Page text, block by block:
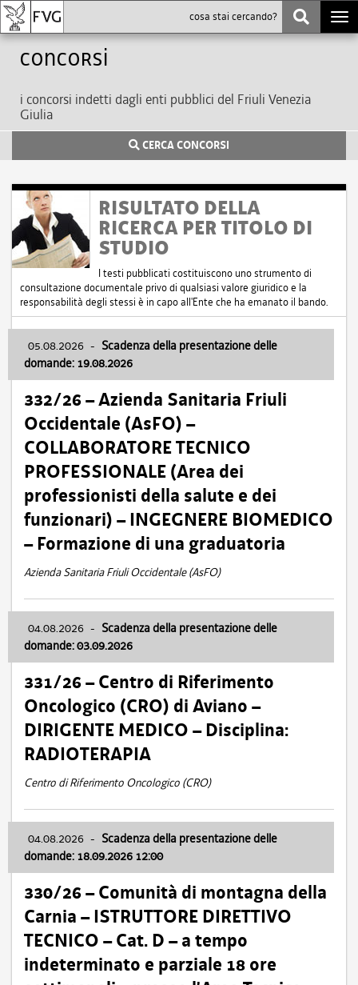
Concorsi
i concorsi indetti dagli enti pubblici del Friuli Venezia
Giulia
CERCA CONCORSI
RISULTATO DELLA
RICERCA PER TITOLO DI
STUDIO
I testi pubblicati costituiscono uno strumento di
consultazione documentale privo di qualsiasi valore giuridico e la
responsabilità degli stessi è in capo all'Ente che ha emanato il bando.
05.08.2026 - Scadenza della presentazione delle
domande: 19.08.2026
332/26 – Azienda Sanitaria Friuli
Occidentale (AsFO) –
COLLABORATORE TECNICO
PROFESSIONALE (Area dei
professionisti della salute e dei
funzionari) – INGEGNERE BIOMEDICO
– Formazione di una graduatoria
Azienda Sanitaria Friuli Occidentale (AsFO)
04.08.2026 - Scadenza della presentazione delle
domande: 03.09.2026
331/26 – Centro di Riferimento
Oncologico (CRO) di Aviano –
DIRIGENTE MEDICO – Disciplina:
RADIOTERAPIA
Centro di Riferimento Oncologico (CRO)
04.08.2026 - Scadenza della presentazione delle
domande: 18.09.2026 12:00
330/26 – Comunità di montagna della
Carnia – ISTRUTTORE DIRETTIVO
TECNICO – Cat. D – a tempo
indeterminato e parziale 18 ore